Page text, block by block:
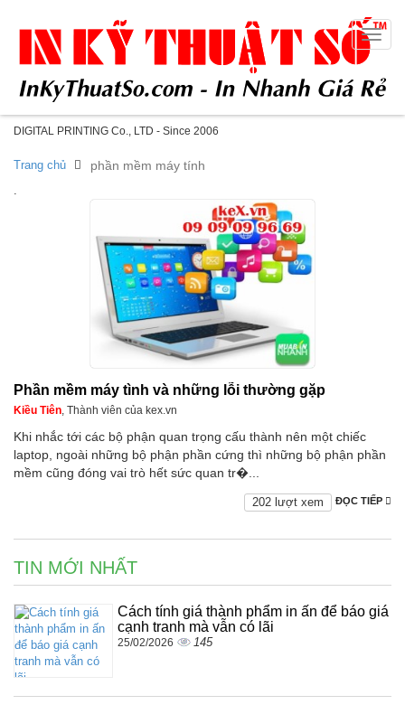
DIGITAL PRINTING Co., LTD - Since 2006
Toggle
Trang chủ phần mềm máy tính
.
Phần mềm máy tình và những lỗi thường gặp
Kiều Tiên, Thành viên của kex.vn
Khi nhắc tới các bộ phận quan trọng cấu thành nên một chiếc
laptop, ngoài những bộ phận phần cứng thì những bộ phận phần
mềm cũng đóng vai trò hết sức quan tr�...
ĐỌC TIẾP
202 lượt xem
TIN MỚI NHẤT
Cách tính giá thành phẩm in ấn để báo giá
cạnh tranh mà vẫn có lãi
25/02/2026 145